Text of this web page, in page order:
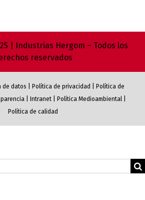
| Industrias Hergom – Todos los
reservados
de datos Política de privacidad
Política de
| Intranet| Política Medioambiental|
Política de calidad